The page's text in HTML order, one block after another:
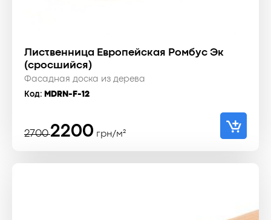
Лиственница Европейская Ромбус Эк
(сросшийся)
Фасадная доска из дерева
Код: MDRN-F-12
2700
Первоначальная
составляла
2200
Текущая
2200 ₴.
грн/м²